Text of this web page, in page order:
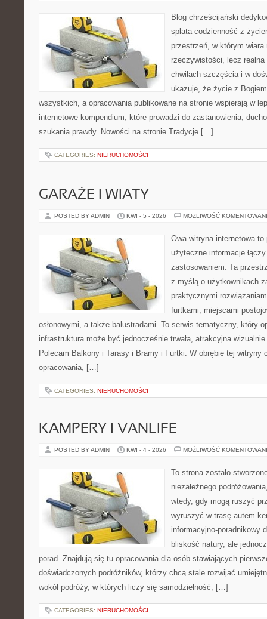
Blog chrześcijański
splata codzienność z
przestrzeń, w którym wiara
rzeczywistości, lecz realna
chwilach szczęścia i w
ukazuje, że życie z
wszystkich, a opracowania publikowane na stronie wspierają w
internetowe kompendium, które prowadzi do zastanowienia,
szukania prawdy. Nowości na stronie Tradycje […]
CATEGORIES: NIERUCHOMOŚCI
GARAŻE I WIATY
POSTED BY ADMIN KWI - 5 - 2026 MOŻLIWOŚĆ
Owa witryna internetowa
użyteczne informacje
zastosowaniem. Ta
z myślą o użytkownikach
praktycznymi
furtkami, miejscami
osłonowymi, a także balustradami. To serwis tematyczny, który
infrastruktura może być jednocześnie trwała, atrakcyjna
Polecam Balkony i Tarasy i Bramy i Furtki. W obrębie tej witryny
opracowania, […]
CATEGORIES: NIERUCHOMOŚCI
KAMPERY I VANLIFE
POSTED BY ADMIN KWI - 4 - 2026 MOŻLIWOŚĆ
To strona zostało
niezależnego
wtedy, gdy mogą ruszyć
wyruszyć w trasę autem
informacyjno-poradnikowy
bliskość natury, ale
porad. Znajdują się tu opracowania dla osób stawiających
doświadczonych podróżników, którzy chcą stale rozwijać
wokół podróży, w których liczy się samodzielność, […]
CATEGORIES: NIERUCHOMOŚCI